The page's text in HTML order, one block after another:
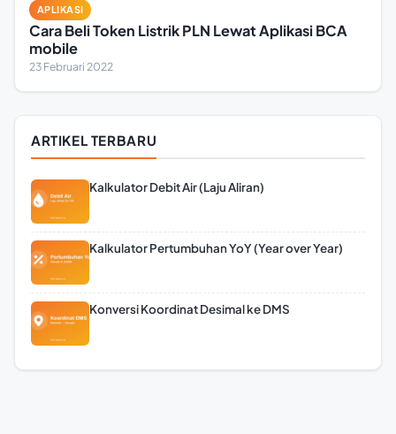
APLIKASI
Cara Beli Token Listrik PLN Lewat Aplikasi BCA
mobile
23 Februari 2022
ARTIKEL TERBARU
Kalkulator Debit Air (Laju Aliran)
Kalkulator Pertumbuhan YoY (Year over Year)
Konversi Koordinat Desimal ke DMS